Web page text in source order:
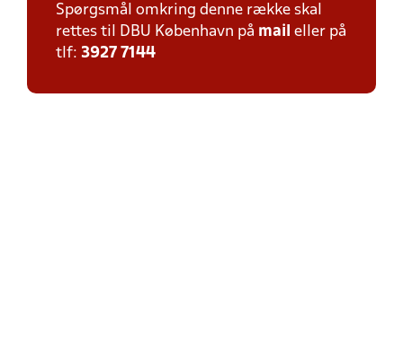
Spørgsmål omkring denne række skal
rettes til DBU København på mail eller på
tlf: 3927 7144